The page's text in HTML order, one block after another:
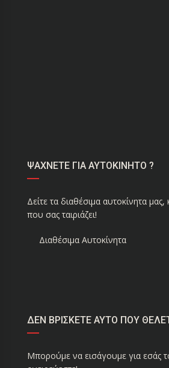
ΨΑΧΝΕΤΕ ΓΙΑ ΑΥΤΟΚΙΝΗΤΟ ?
Δείτε τα διαθέσιμα αυτοκίνητα μας,
που σας ταιριάζει!
Διαθέσιμα Αυτοκίνητα
ΔΕΝ ΒΡΙΣΚΕΤΕ ΑΥΤΟ ΠΟΥ
Μπορούμε να εισάγουμε για εσάς